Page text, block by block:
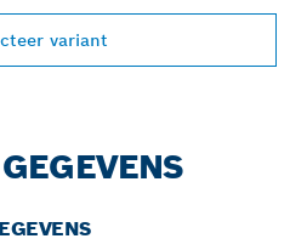
variant